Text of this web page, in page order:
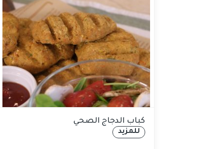
كباب الدجاج الصحي
للمزيد